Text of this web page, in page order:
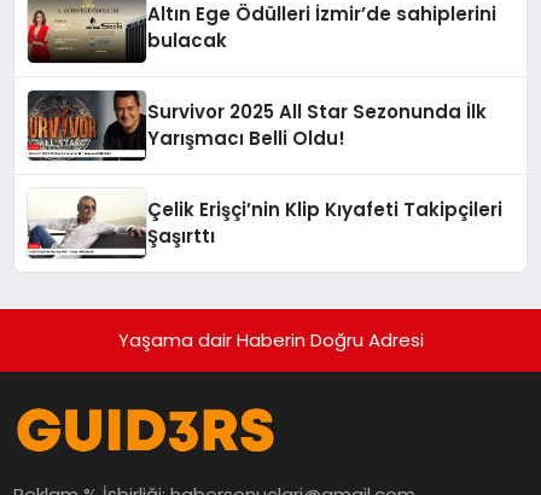
Altın Ege Ödülleri İzmir’de sahiplerini
bulacak
Survivor 2025 All Star Sezonunda İlk
Yarışmacı Belli Oldu!
Çelik Erişçi’nin Klip Kıyafeti Takipçileri
Şaşırttı
Yaşama dair Haberin Doğru Adresi